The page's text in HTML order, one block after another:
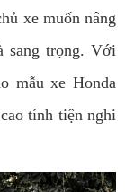
xe muốn nâng
sang trọng. Với
mẫu xe Honda
tính tiện nghi